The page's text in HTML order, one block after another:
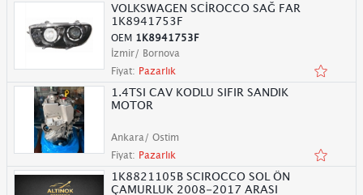
VOLKSWAGEN SCİROCCO SAĞ FAR
1K8941753F
OEM 1K8941753F
İzmir/ Bornova
Fiyat: Pazarlık
1.4TSI CAV KODLU SIFIR SANDIK
MOTOR
Ankara/ Ostim
Fiyat: Pazarlık
1K8821105B SCIROCCO SOL ÖN
ÇAMURLUK 2008-2017 ARASI